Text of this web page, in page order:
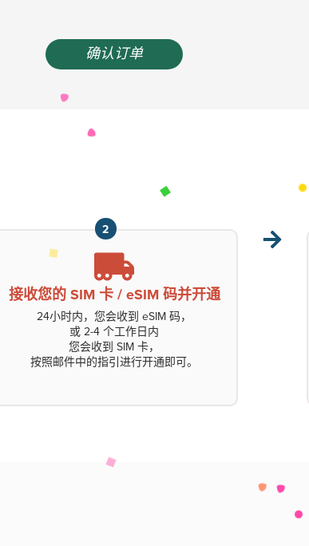
确认订单
2
接收您的 SIM 卡 / eSIM 码并开通
24小时内，您会收到 eSIM 码，
或 2-4 个工作日内
您会收到 SIM 卡，
按照邮件中的指引进行开通即可。